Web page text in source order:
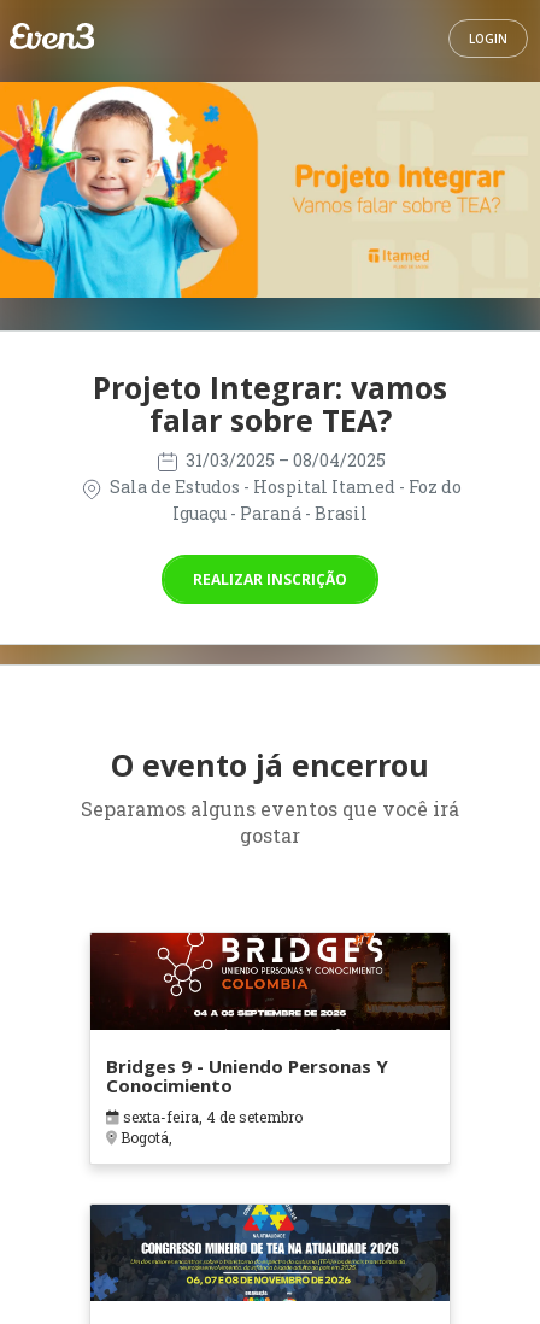
LOGIN
Projeto Integrar: vamos
falar sobre TEA?
31/03/2025 – 08/04/2025
Sala de Estudos - Hospital Itamed - Foz do
Iguaçu - Paraná - Brasil
REALIZAR INSCRIÇÃO
O evento já encerrou
Separamos alguns eventos que você irá
gostar
Bridges 9 - Uniendo Personas Y
Conocimiento
sexta-feira, 4 de setembro
Bogotá,